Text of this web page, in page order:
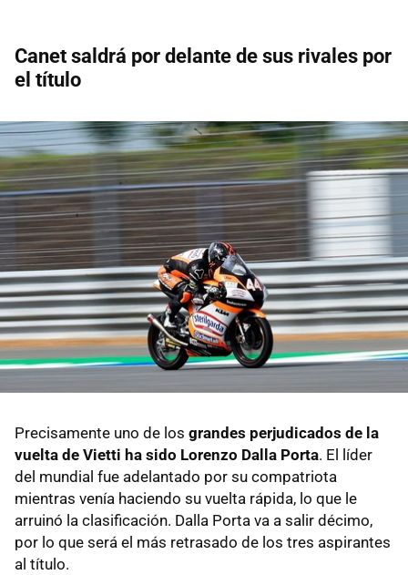
Canet saldrá por delante de sus rivales por
el título
Precisamente uno de los grandes perjudicados de la
vuelta de Vietti ha sido Lorenzo Dalla Porta. El líder
del mundial fue adelantado por su compatriota
mientras venía haciendo su vuelta rápida, lo que le
arruinó la clasificación. Dalla Porta va a salir décimo,
por lo que será el más retrasado de los tres aspirantes
al título.